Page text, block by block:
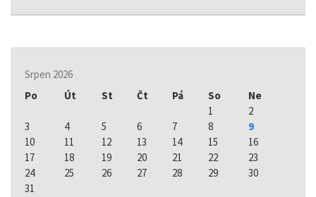
Srpen 2026
Po
Út St Čt Pá So
Ne
1
2
3
4 5 6 7 8
9
10
11 12 13 14 15
16
17
18 19 20 21 22
23
24
25 26 27 28 29
30
31